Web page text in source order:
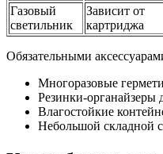
Газовый
светильник
Зависит от
картриджа
Обязательными
Многоразовые
Резинки-органайзеры
Влагостойкие
Небольшой складной